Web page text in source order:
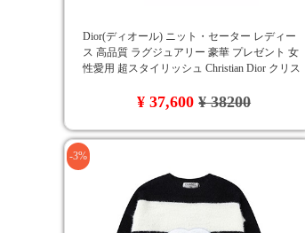
Dior(ディオール) ニット・セーター レディー
ス 高品質 ラグジュアリー 豪華 プレゼント 女
性愛用 超スタイリッシュ Christian Dior クリス
¥ 37,600¥ 38200
-3%